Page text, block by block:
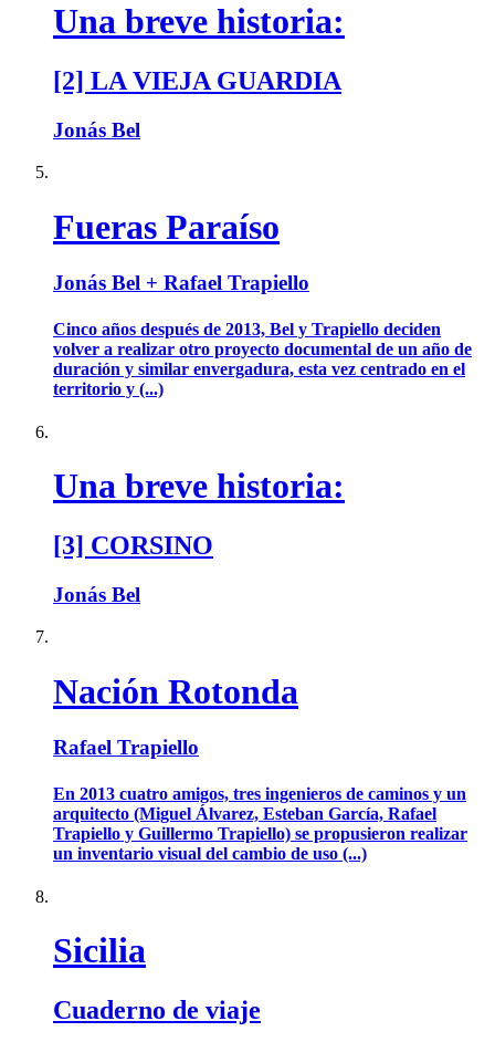
Una breve historia:
[2] LA VIEJA GUARDIA
Jonás Bel
Fueras Paraíso
Jonás Bel + Rafael Trapiello
Cinco años después de 2013, Bel y Trapiello deciden
volver a realizar otro proyecto documental de un año de
duración y similar envergadura, esta vez centrado en el
territorio y (...)
Una breve historia:
[3] CORSINO
Jonás Bel
Nación Rotonda
Rafael Trapiello
En 2013 cuatro amigos, tres ingenieros de caminos y un
arquitecto (Miguel Álvarez, Esteban García, Rafael
Trapiello y Guillermo Trapiello) se propusieron realizar
un inventario visual del cambio de uso (...)
Sicilia
Cuaderno de viaje